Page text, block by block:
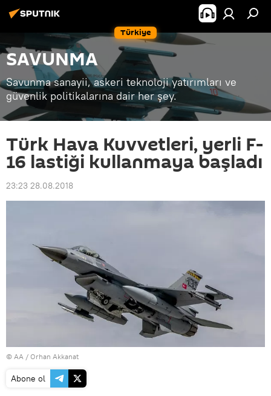
Türkiye
SAVUNMA
Savunma sanayii, askeri teknoloji yatırımları ve
güvenlik politikalarına dair her şey.
Türk Hava Kuvvetleri, yerli F-
16 lastiği kullanmaya başladı
23:23 28.08.2018
© AA / Orhan Akkanat
Abone ol